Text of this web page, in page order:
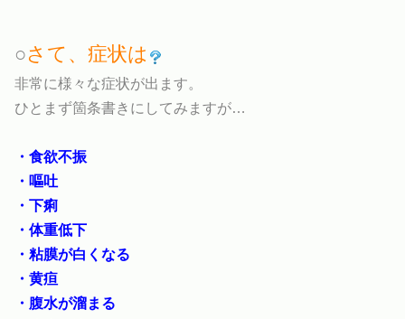
○さて、症状は
非常に様々な症状が出ます。
ひとまず箇条書きにしてみますが…
・食欲不振
・嘔吐
・下痢
・体重低下
・粘膜が白くなる
・黄疸
・腹水が溜まる